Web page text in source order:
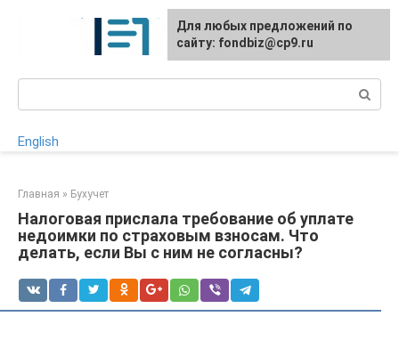
English
Главная » Бухучет
Налоговая прислала требование об уплате
недоимки по страховым взносам. Что
делать, если Вы с ним не согласны?
Для любых предложений по
сайту: fondbiz@cp9.ru